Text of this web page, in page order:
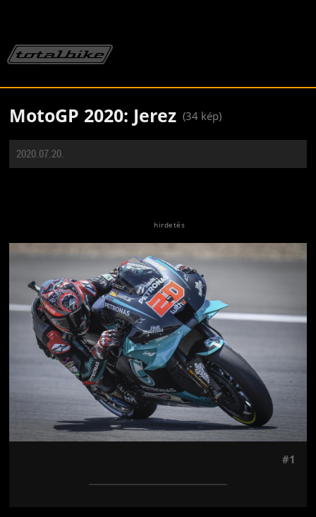
MotoGP 2020: Jerez (34 kép)
2020.07.20.
Jön még kép!
#1